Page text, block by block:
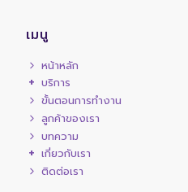
เมนู
หน้าหลัก
บริการ
ขั้นตอนการทำงาน
ลูกค้าของเรา
บทความ
เกี่ยวกับเรา
ติดต่อเรา